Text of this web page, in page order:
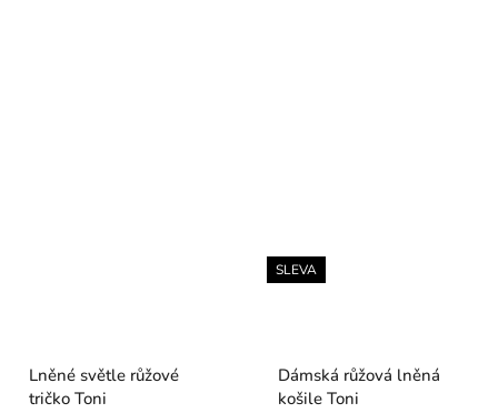
Lněné světle růžové
tričko Toni
SLEVA
Dámská růžová lněná
košile Toni